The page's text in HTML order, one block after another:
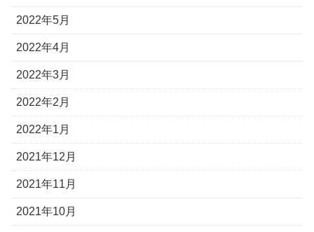
2022年5月
2022年4月
2022年3月
2022年2月
2022年1月
2021年12月
2021年11月
2021年10月